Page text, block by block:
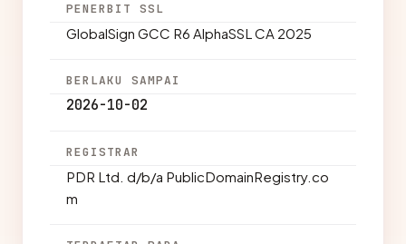
PENERBIT SSL
GlobalSign GCC R6 AlphaSSL CA 2025
BERLAKU SAMPAI
2026-10-02
REGISTRAR
PDR Ltd. d/b/a PublicDomainRegistry.co
m